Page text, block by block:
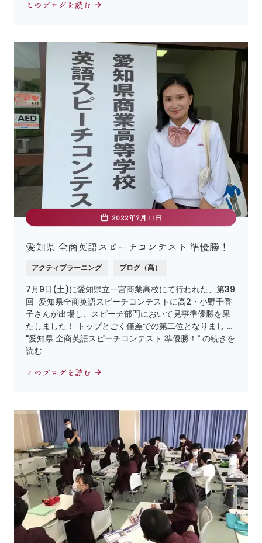
このブログを読む
2022年7月11日
愛知県 全商英語スピーチコンテスト 準優勝！
アクティブラーニング ブログ（高）
7月9日(土)に愛知県立一宮商業高校にて行われた、第39
回 愛知県全商英語スピーチコンテストに高2・小野千香
子さんが出場し、スピーチ部門において見事準優勝を果
たしました！ トップとごく僅差での第二位となりまし …
"愛知県 全商英語スピーチコンテスト 準優勝！" の続きを
読む
このブログを読む